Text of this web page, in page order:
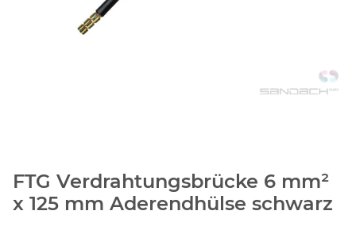
FTG Verdrahtungsbrücke 6 mm²
x 125 mm Aderendhülse schwarz